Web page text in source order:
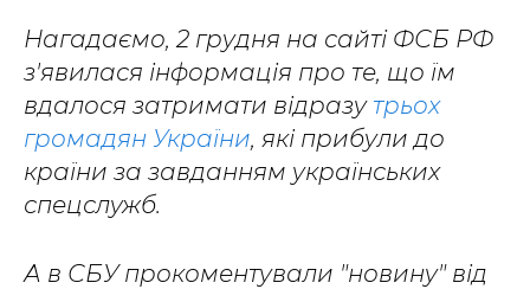
Нагадаємо, 2 грудня на сайті ФСБ РФ
з'явилася інформація про те, що їм
вдалося затримати відразу трьох
громадян України, які прибули до
країни за завданням українських
спецслужб.
А в СБУ прокоментували "новину" від